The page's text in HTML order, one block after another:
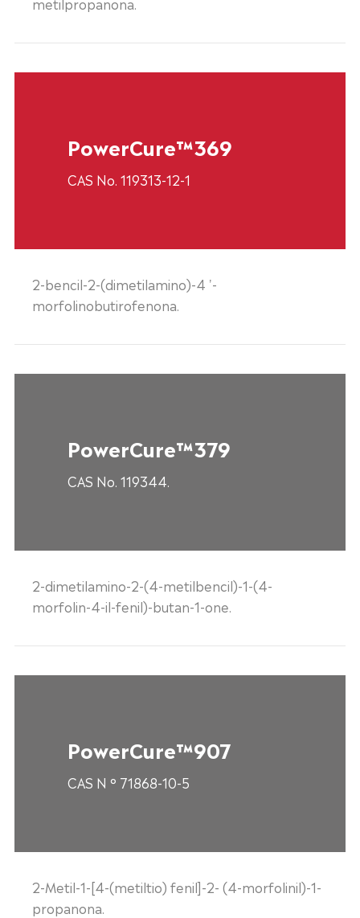
PowerCure™369
CAS No. 119313-12-1
2-bencil-2-(dimetilamino)-4 '-
morfolinobutirofenona.
PowerCure™379
CAS No. 119344.
2-dimetilamino-2-(4-metilbencil)-1-(4-
morfolin-4-il-fenil)-butan-1-one.
PowerCure™907
CAS N ° 71868-10-5
2-Metil-1-[4-(metiltio) fenil]-2- (4-morfolinil)-1-
propanona.